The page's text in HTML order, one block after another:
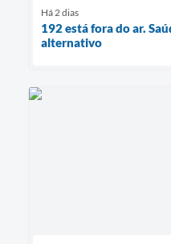
Há 2 dias
192 está fora do ar.
alternativo